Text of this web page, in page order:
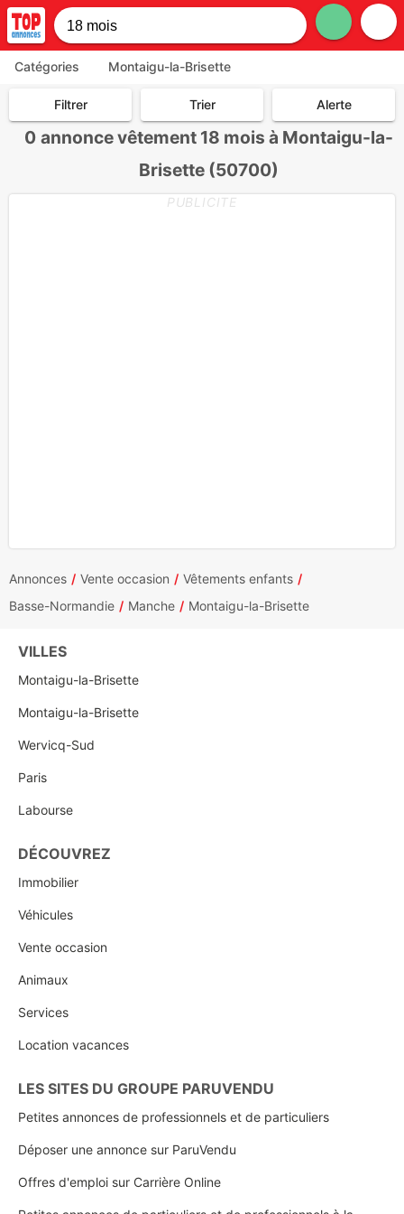
Catégories Montaigu-la-Brisette
Filtrer Trier Alerte
0 annonce vêtement 18 mois à Montaigu-la-
Brisette (50700)
PUBLICITE
Annonces Vente occasion
Vêtements enfants
Basse-Normandie
Manche Montaigu-la-Brisette
VILLES
Montaigu-la-Brisette
Montaigu-la-Brisette
Wervicq-Sud
Paris
Labourse
DÉCOUVREZ
Immobilier
Véhicules
Vente occasion
Animaux
Services
Location vacances
LES SITES DU GROUPE PARUVENDU
Petites annonces de professionnels et de particuliers
Déposer une annonce sur ParuVendu
Offres d'emploi sur Carrière Online